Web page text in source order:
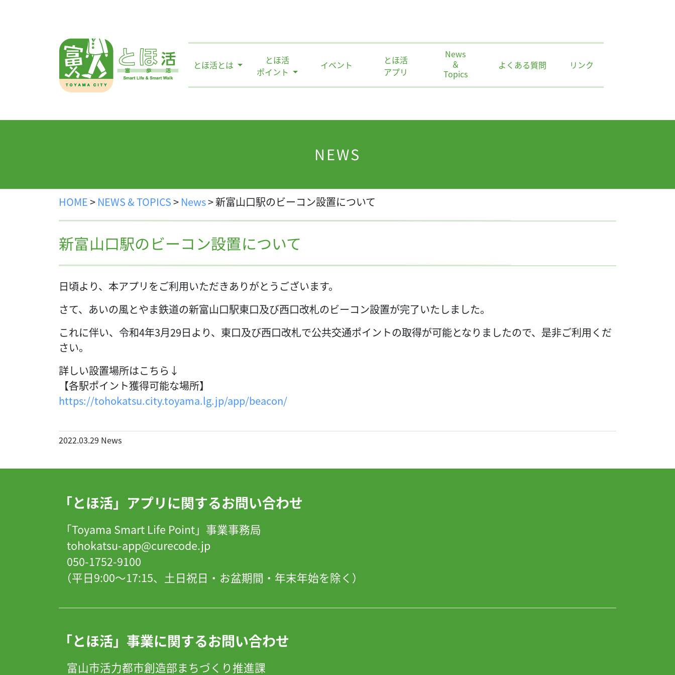
とほ活とは
とほ活
ポイント
イベント
とほ活
アプリ
News
＆
Topics
よくある質問 リンク
NEWS
HOME> NEWS & TOPICS> News>新富山口駅のビーコン設置について
新富山口駅のビーコン設置について
日頃より、本アプリをご利用いただきありがとうございます。
さて、あいの風とやま鉄道の新富山口駅東口及び西口改札のビーコン設置が完了いたしました。
これに伴い、令和4年3月29日より、東口及び西口改札で公共交通ポイントの取得が可能となりましたので、是非ご利用くだ
さい。
詳しい設置場所はこちら↓
【各駅ポイント獲得可能な場所】
https://tohokatsu.city.toyama.lg.jp/app/beacon/
2022.03.29 News
「とほ活」アプリに関するお問い合わせ
「Toyama Smart Life Point」事業事務局
tohokatsu-app@curecode.jp
050-1752-9100
（平日9:00～17:15、土日祝日・お盆期間・年末年始を除く）
「とほ活」事業に関するお問い合わせ
富山市活力都市創造部まちづくり推進課